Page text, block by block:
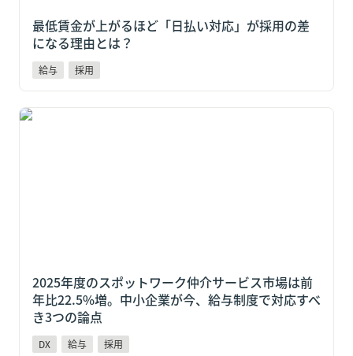
最低賃金が上がるほど「日払い対応」が採用の差
になる理由とは？
給与 採用
2025年度のスポットワーク仲介サービス市場は前年比
2025年度のスポットワーク仲介サービス市場は前
年比22.5%増。中小企業が今、給与制度で対応すべ
き3つの論点
DX 給与 採用